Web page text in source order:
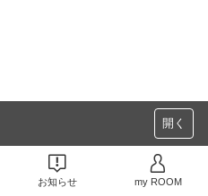
開く
お知らせ my ROOM